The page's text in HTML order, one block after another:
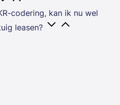
codering, kan ik nu wel
leasen?